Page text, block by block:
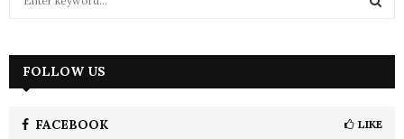
h
FOLLOW US
FACEBOOK LIKE